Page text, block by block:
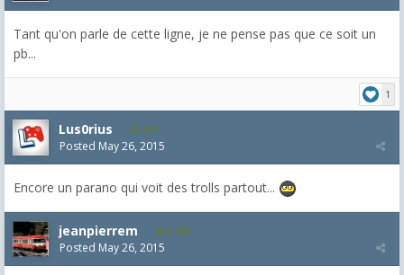
Tant qu'on parle de cette ligne, je ne pense pas que ce soit un
pb...
1
Lus0rius 682
Posted May 26, 2015
Encore un parano qui voit des trolls partout...
jeanpierrem 5,986
Posted May 26, 2015